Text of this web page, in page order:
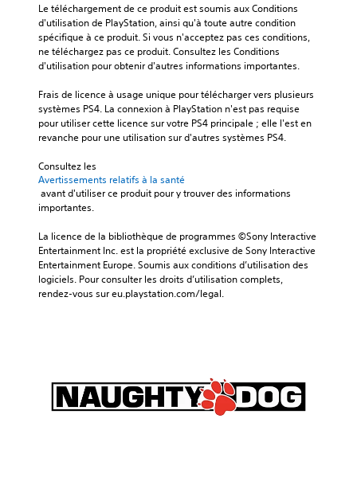
Le téléchargement de ce produit est soumis aux Conditions
d'utilisation de PlayStation, ainsi qu'à toute autre condition
spécifique à ce produit. Si vous n'acceptez pas ces conditions,
ne téléchargez pas ce produit. Consultez les Conditions
d'utilisation pour obtenir d'autres informations importantes.
Frais de licence à usage unique pour télécharger vers plusieurs
systèmes PS4. La connexion à PlayStation n'est pas requise
pour utiliser cette licence sur votre PS4 principale ; elle l'est en
revanche pour une utilisation sur d'autres systèmes PS4.
Consultez les
Avertissements relatifs à la santé
importantes.
La licence de la bibliothèque de programmes ©Sony Interactive
Entertainment Inc. est la propriété exclusive de Sony Interactive
Entertainment Europe. Soumis aux conditions d’utilisation des
logiciels. Pour consulter les droits d’utilisation complets,
rendez-vous sur eu.playstation.com/legal.